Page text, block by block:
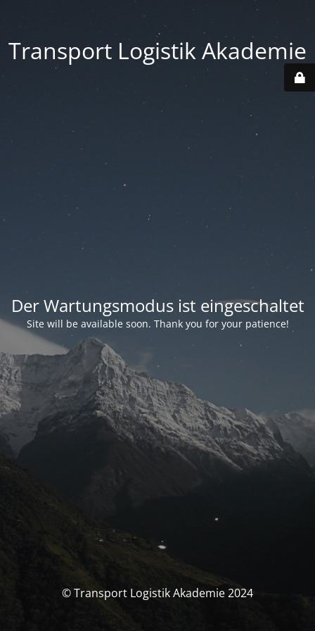
Transport Logistik Akademie
Der Wartungsmodus ist eingeschaltet
Site will be available soon. Thank you for your patience!
© Transport Logistik Akademie 2024